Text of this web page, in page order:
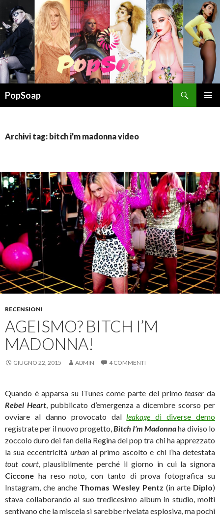
PopSoap
Archivi tag: bitch i’m madonna video
RECENSIONI
AGEISMO? BITCH I’M
MADONNA!
GIUGNO 22, 2015 ADMIN 4 COMMENTI
Quando è apparsa su iTunes come parte del primoteaser da
Rebel Heart, pubblicato d’emergenza a dicembre scorso per
ovviare al danno provocato dal leakage di diverse demo
registrate per il nuovo progetto, Bitch I’m Madonnaha diviso lo
zoccolo duro dei fan della Regina del pop tra chi ha apprezzato
la sua eccentricità urbanal primo ascolto e chi l’ha detestata
tout court, plausibilmente perché il giorno in cui la signora
Ciccone ha reso noto, con tanto di prova fotografica su
Instagram, che anche Thomas Wesley Pentz (in arte Diplo)
stava collaborando al suo tredicesimo album in studio, molti
sentivano che la miscela si sarebbe rivelata esplosiva, ma pochi